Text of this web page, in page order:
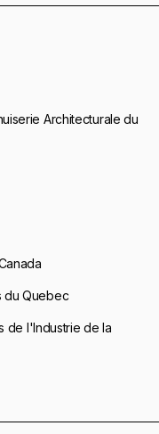
Architecturale du
du Quebec
de l'Industrie de la